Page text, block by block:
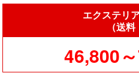
エクステリ
（送
46,800